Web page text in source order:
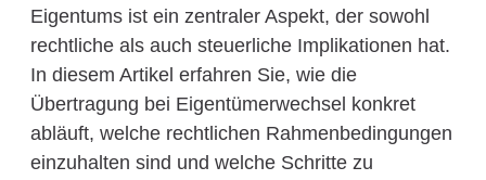
Eigentums ist ein zentraler Aspekt, der sowohl
rechtliche als auch steuerliche Implikationen hat.
In diesem Artikel erfahren Sie, wie die
Übertragung bei Eigentümerwechsel konkret
abläuft, welche rechtlichen Rahmenbedingungen
einzuhalten sind und welche Schritte zu